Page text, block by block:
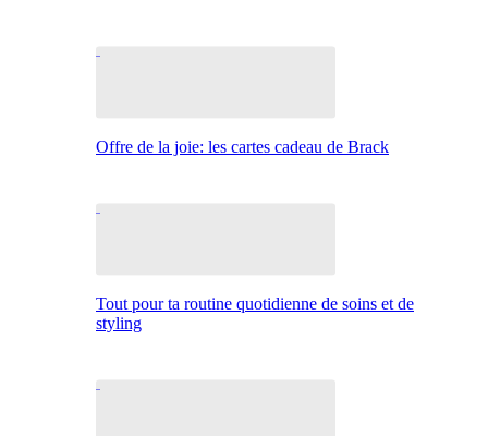
Offre de la joie: les cartes cadeau de Brack
Tout pour ta routine quotidienne de soins et de
styling